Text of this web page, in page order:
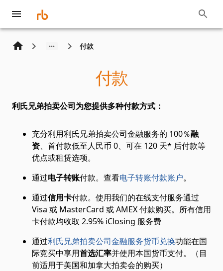
付款
付款
利氏兄弟拍卖公司为您提供多种付款方式：
充分利用利氏兄弟拍卖公司金融服务的 100％融
资、首付款低至人民币 0、可在 120 天* 后付款等
优点或租赁选项。
通过电子转账付款。查看电子转账付款账户。
通过信用卡付款。使用我们的在线支付服务通过
Visa 或 MasterCard 或 AMEX 付款购买。所有信用
卡付款均收取 2.95% iClosing 服务费
通过利氏兄弟拍卖公司金融服务货币兑换功能在国
际竞买中享用首选汇率并使用本国货币支付。（目
前适用于美国和加拿大拍卖会的购买）